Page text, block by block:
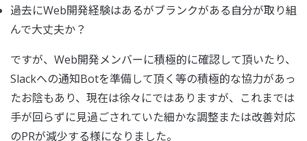
過去にWeb開発経験はあるがブランクがある自分が取り組
んで大丈夫か？
ですが、Web開発メンバーに積極的に確認して頂いたり、
Slackへの通知Botを準備して頂く等の積極的な協力があっ
たお陰もあり、現在は徐々にではありますが、これまでは
手が回らずに見過ごされていた細かな調整または改善対応
のPRが減少する様になりました。